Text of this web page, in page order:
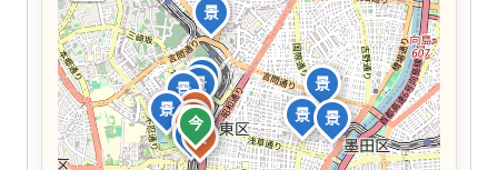
今
景
景
景
景
景
景
景
景
景
食
食
食
食
食